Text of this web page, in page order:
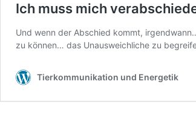
Ich muss mich
Und wenn der Abschied kommt,
zu können… das Unausweichliche zu
Tierkommunikation und Energetik